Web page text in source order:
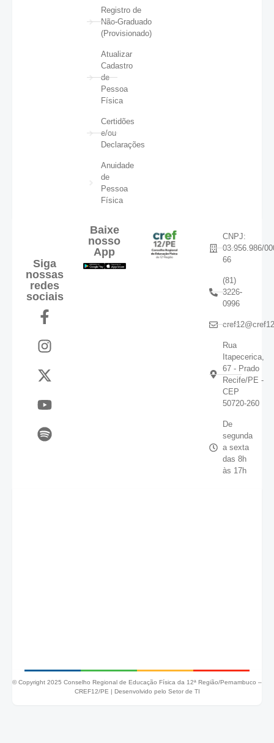
Registro de
Não-Graduado
(Provisionado)
Atualizar
Cadastro
de
Pessoa
Física
Certidões
e/ou
Declarações
Anuidade
de
Pessoa
Física
Siga
nossas
redes
sociais
Baixe
nosso
App
CNPJ:
03.956.986/
66
(81)
3226-
0996
Rua
Itapecerica,
67 - Prado
Recife/PE -
CEP
50720-260
De
segunda
a sexta
das 8h
às 17h
© Copyright 2025 Conselho Regional de Educação Física da 12ª Região/Pernambuco –
CREF12/PE |
Desenvolvido pelo Setor de TI